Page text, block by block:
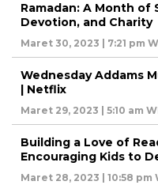
Ramadan: A Month
Devotion, and Charity
Maret 30, 2023 | 7:21 pm
Wednesday Addams
| Netflix
Maret 29, 2023 | 5:10 am
Building a Love of
Encouraging Kids to
Maret 28, 2023 | 10:58 pm